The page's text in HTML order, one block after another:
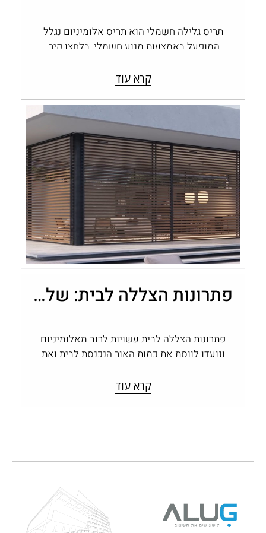
תריס גלילה חשמלי הוא תריס אלומיניום נגלל
המופעל באמצעות מנוע חשמלי, בלחצן קיר,
קרא עוד
פתרונות הצללה לבית: שליטה בכמות האור עם מערכות אלומיניום
פתרונות הצללה לבית עשויות לרוב מאלומיניום
ונועדו לווסת את כמות האור הנכנסת לבית ואת
קרא עוד